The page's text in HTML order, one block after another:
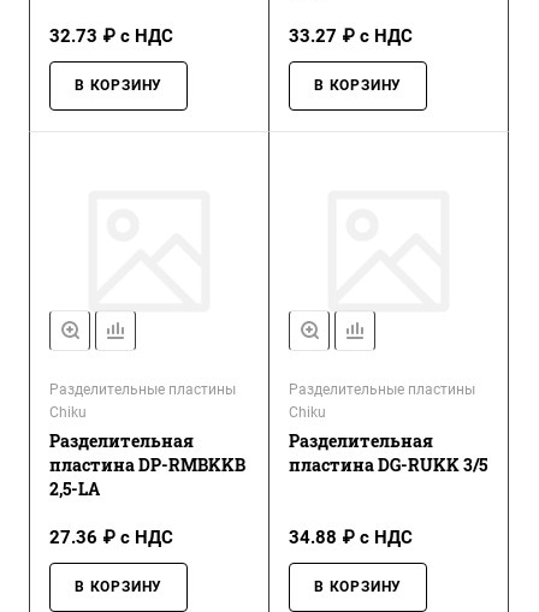
32.73 ₽ с НДС
В КОРЗИНУ
33.27 ₽ с НДС
В КОРЗИНУ
Разделительные пластины
Chiku
Разделительная
пластина DP-RMBKKB
2,5-LA
27.36 ₽ с НДС
В КОРЗИНУ
Разделительные пластины
Chiku
Разделительная
пластина DG-RUKK 3/5
34.88 ₽ с НДС
В КОРЗИНУ